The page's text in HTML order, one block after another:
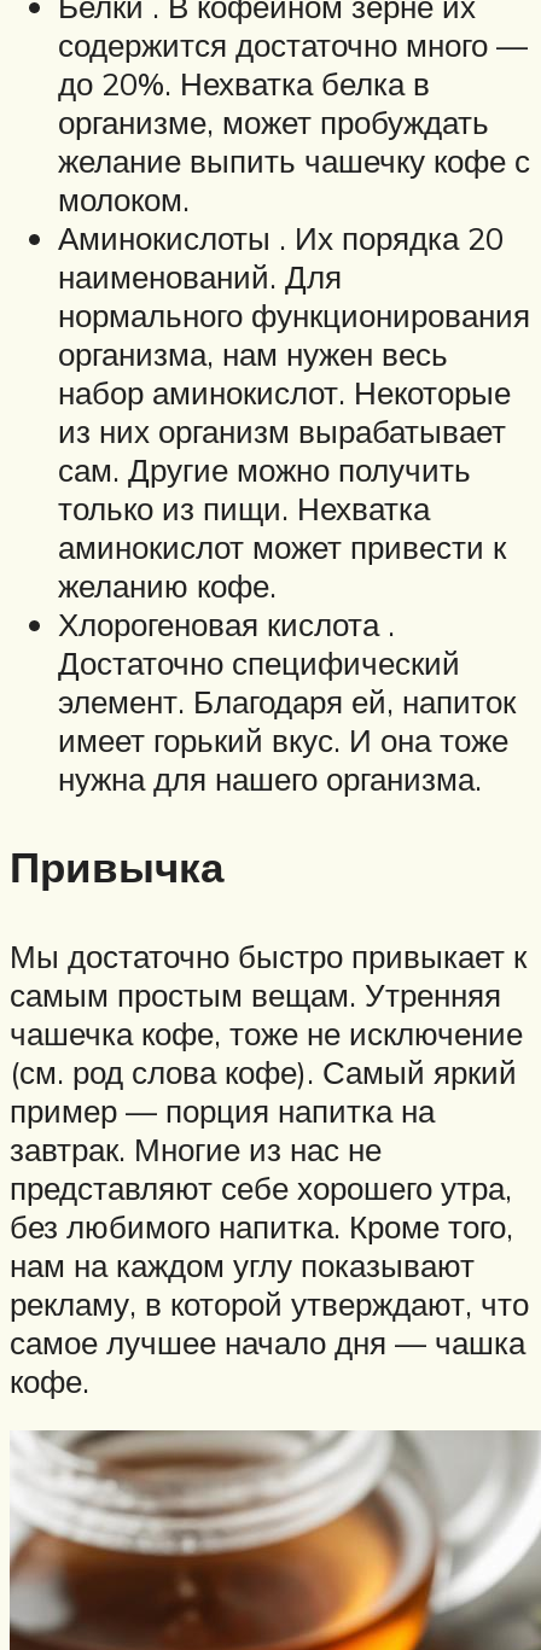
содержится достаточно много —
до 20%. Нехватка белка в
организме, может пробуждать
желание выпить чашечку кофе с
молоком.
Аминокислоты . Их порядка 20
наименований. Для
нормального функционирования
организма, нам нужен весь
набор аминокислот. Некоторые
из них организм вырабатывает
сам. Другие можно получить
только из пищи. Нехватка
аминокислот может привести к
желанию кофе.
Хлорогеновая кислота .
Достаточно специфический
элемент. Благодаря ей, напиток
имеет горький вкус. И она тоже
нужна для нашего организма.
Привычка
Мы достаточно быстро привыкает к
самым простым вещам. Утренняя
чашечка кофе, тоже не исключение
(см. род слова кофе). Самый яркий
пример — порция напитка на
завтрак. Многие из нас не
представляют себе хорошего утра,
без любимого напитка. Кроме того,
нам на каждом углу показывают
рекламу, в которой утверждают, что
самое лучшее начало дня — чашка
кофе.